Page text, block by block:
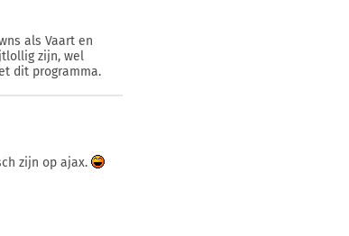
als Vaart en
zijn, wel
dit programma.
zijn op ajax.